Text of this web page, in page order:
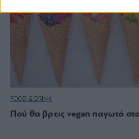
FOOD & DRINK
Πού θα βρεις vegan παγωτό